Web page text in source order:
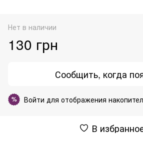
Нет в наличии
130 грн
Сообщить, когда
% Войти для отображения
В